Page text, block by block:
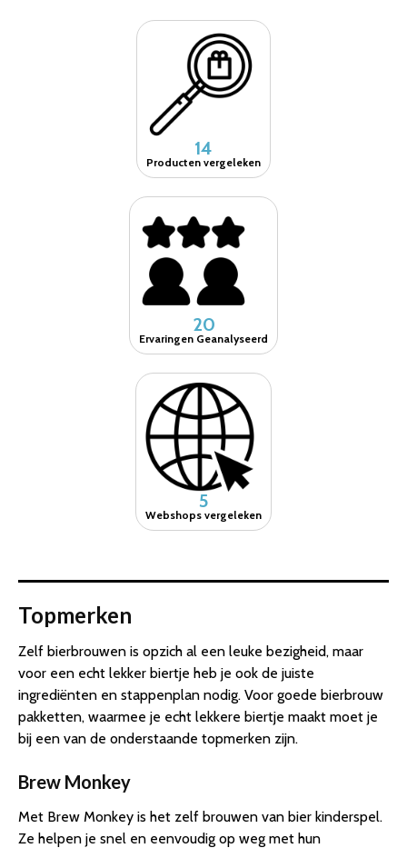
14
Producten vergeleken
20
Ervaringen Geanalyseerd
5
Webshops vergeleken
Topmerken
Zelf bierbrouwen is opzich al een leuke bezigheid, maar
voor een echt lekker biertje heb je ook de juiste
ingrediënten en stappenplan nodig. Voor goede bierbrouw
pakketten, waarmee je echt lekkere biertje maakt moet je
bij een van de onderstaande topmerken zijn.
Brew Monkey
Met Brew Monkey is het zelf brouwen van bier kinderspel.
Ze helpen je snel en eenvoudig op weg met hun